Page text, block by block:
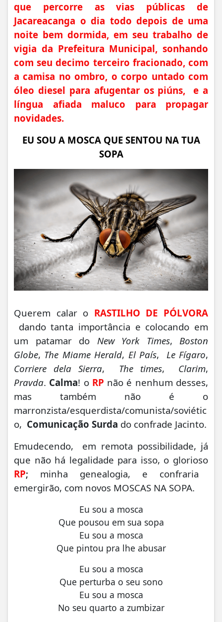
que percorre as vias públicas de
Jacareacanga o dia todo depois de uma
noite bem dormida, em seu trabalho de
vigia da Prefeitura Municipal, sonhando
com seu decimo terceiro fracionado, com
a camisa no ombro, o corpo untado com
óleo diesel para afugentar os piúns, e a
língua afiada maluco para propagar
novidades.
EU SOU A MOSCA QUE SENTOU NA TUA
SOPA
Querem calar o RASTILHO DE PÓLVORA
dando tanta importância e colocando em
um patamar do New York Times, Boston
Globe, The Miame Herald, El País, Le Fígaro,
Corriere dela Sierra, The times, Clarim,
Pravda. Calma! o RP não é nenhum desses,
mas também não é o
marronzista/esquerdista/comunista/soviétic
o, Comunicação Surda do confrade Jacinto.
Emudecendo, em remota possibilidade, já
que não há legalidade para isso, o glorioso
RP; minha genealogia, e confraria
emergirão, com novos MOSCAS NA SOPA.
Eu sou a mosca
Que pousou em sua sopa
Eu sou a mosca
Que pintou pra lhe abusar
Eu sou a mosca
Que perturba o seu sono
Eu sou a mosca
No seu quarto a zumbizar